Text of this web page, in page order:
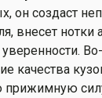
он создаст
внесет нотки
уверенности.
качества
прижимную